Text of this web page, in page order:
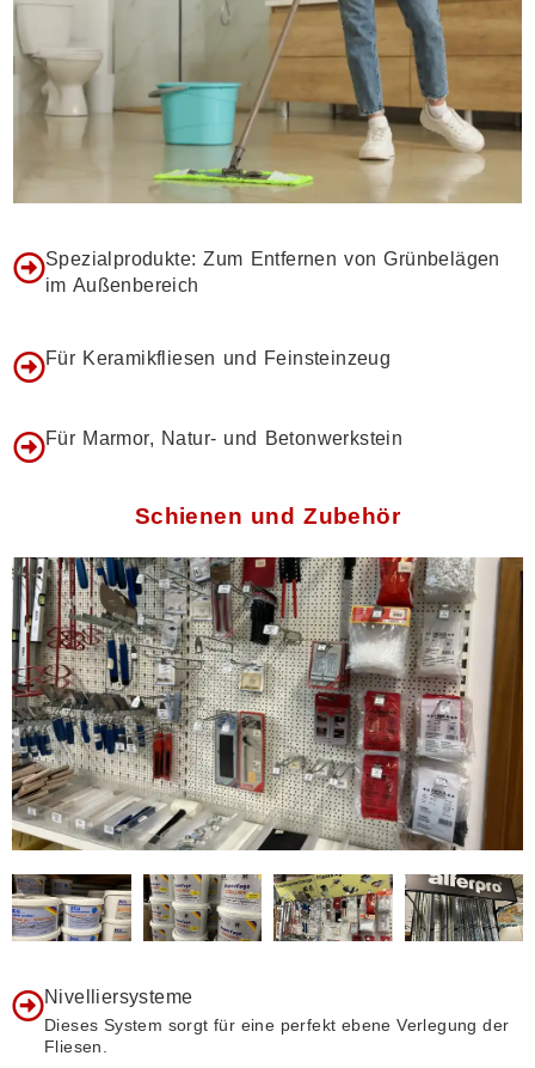
Spezialprodukte: Zum Entfernen von Grünbelägen
im Außenbereich
Für Keramikfliesen und Feinsteinzeug
Für Marmor, Natur- und Betonwerkstein
Schienen und Zubehör
Nivelliersysteme
Dieses System sorgt für eine perfekt ebene Verlegung der
Fliesen.